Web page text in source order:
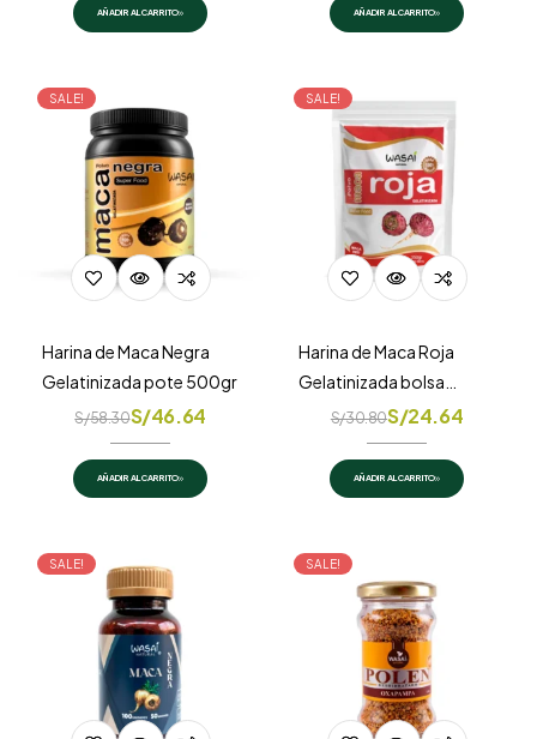
AÑADIR AL CARRITO AÑADIR AL CARRITO
SALE!
Harina de Maca Negra
Gelatinizada pote 500gr
S/58.30S/46.64
AÑADIR AL CARRITO
SALE!
Harina de Maca Roja
Gelatinizada bolsa
doypack 250gr
S/30.80S/24.64
AÑADIR AL CARRITO
SALE! SALE!